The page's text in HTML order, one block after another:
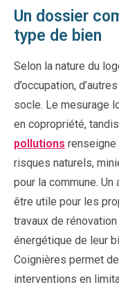
Un dossier
type de bien
Selon la nature du
d’occupation,
socle. Le mesurage
en copropriété,
pollutions renseigne
risques naturels,
pour la commune.
être utile pour les
travaux de
énergétique de leur
Coignières permet
interventions en